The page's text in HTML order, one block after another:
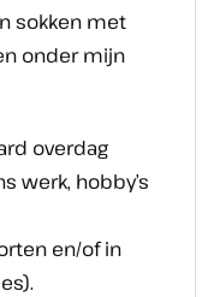
sokken met
onder mijn
overdag
werk, hobby’s
en/of in